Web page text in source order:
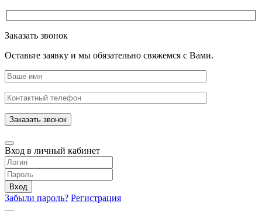
Заказать звонок
Оставьте заявку и мы обязательно свяжемся с Вами.
Заказать звонок
Вход в личный кабинет
Вход
Забыли пароль? Регистрация